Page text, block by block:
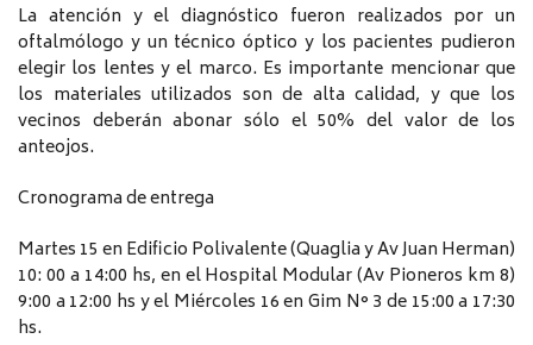
La atención y el diagnóstico fueron realizados por un
oftalmólogo y un técnico óptico y los pacientes pudieron
elegir los lentes y el marco. Es importante mencionar que
los materiales utilizados son de alta calidad, y que los
vecinos deberán abonar sólo el 50% del valor de los
anteojos.
Cronograma de entrega
Martes 15 en Edificio Polivalente (Quaglia y Av Juan Herman)
10: 00 a 14:00 hs, en el Hospital Modular (Av Pioneros km 8)
9:00 a 12:00 hs y el Miércoles 16 en Gim N° 3 de 15:00 a 17:30
hs.